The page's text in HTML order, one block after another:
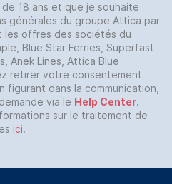
18 ans et que je souhaite
générales du groupe Attica par
les offres des sociétés du
Blue Star Ferries, Superfast
Anek Lines, Attica Blue
retirer votre consentement
figurant dans la communication,
via le Help Center.
sur le traitement de
ici.